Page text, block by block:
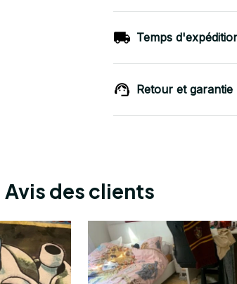
Temps
Retour et garantie
Avis des clients